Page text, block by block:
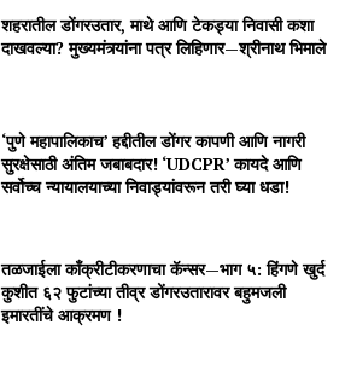
शहरातील डोंगरउतार, माथे आणि टेकड्या निवासी कशा
दाखवल्या? मुख्यमंत्र्यांना पत्र लिहिणार—श्रीनाथ भिमाले
‘पुणे महापालिकाच’ हद्दीतील डोंगर कापणी आणि नागरी
सुरक्षेसाठी अंतिम जबाबदार! ‘UDCPR’ कायदे आणि
सर्वोच्च न्यायालयाच्या निवाड्यांवरून तरी घ्या धडा!
तळजाईला काँक्रीटीकरणाचा कॅन्सर—भाग ५: हिंगणे खुर्द
कुशीत ६२ फुटांच्या तीव्र डोंगरउतारावर बहुमजली
इमारतींचे आक्रमण !